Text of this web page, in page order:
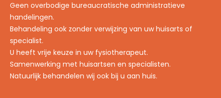
Geen overbodige bureaucratische administratieve
handelingen.
Behandeling ook zonder verwijzing van uw huisarts of
specialist.
U heeft vrije keuze in uw fysiotherapeut.
Samenwerking met huisartsen en specialisten.
Natuurlijk behandelen wij ook bij u aan huis.